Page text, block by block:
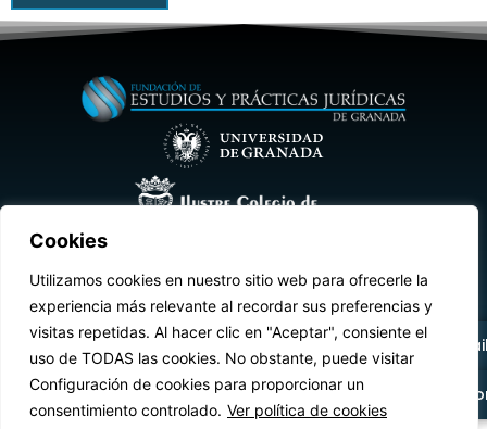
Cookies
Utilizamos cookies en nuestro sitio web para ofrecerle la
experiencia más relevante al recordar sus preferencias y
visitas repetidas. Al hacer clic en "Aceptar", consiente el
uso de TODAS las cookies. No obstante, puede visitar
Configuración de cookies para proporcionar un
consentimiento controlado. Ver política de cookies
Aviso legal
Condiciones de uso
Política de privacidad
Cookies Estatutos
© 2026 | Fundación EPJ | Desarrollado porChipWeb
+34 958 21 63 35
Escríbenos por e-
Otros métodos de